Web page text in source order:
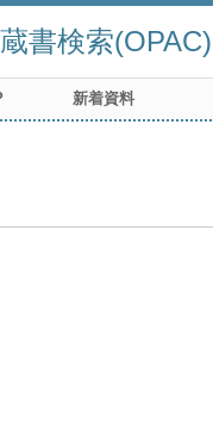
書検索(OPAC)
新着資料